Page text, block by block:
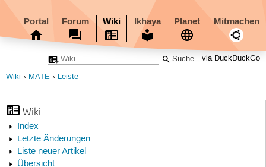
Portal Forum Wiki Ikhaya Planet Mitmachen
via DuckDuckGo
Wiki MATE Leiste
Wiki
Index
Letzte Änderungen
Liste neuer Artikel
Übersicht